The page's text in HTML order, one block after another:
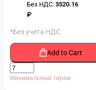
Без НДС:3520.16
₽
*Без учета НДС
Add to Cart
Минимальный тираж